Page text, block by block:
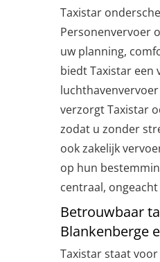
Taxistar
Personenvervoer
uw planning,
biedt Taxistar een
verzorgt Taxistar
zodat u zonder
ook zakelijk
op hun
centraal,
Betrouwbaar
Blankenberge
Taxistar staat